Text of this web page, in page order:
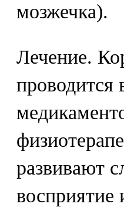
мозжечка).
Лечение.
проводится
развивают
восприятие